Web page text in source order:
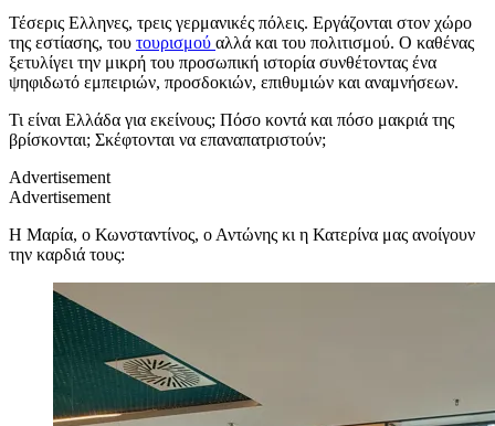
Τέσερις Ελληνες, τρεις γερμανικές πόλεις. Εργάζονται στον χώρο
της εστίασης, του τουρισμού αλλά και του πολιτισμού. Ο καθένας
ξετυλίγει την μικρή του προσωπική ιστορία συνθέτοντας ένα
ψηφιδωτό εμπειριών, προσδοκιών, επιθυμιών και αναμνήσεων.
Τι είναι Ελλάδα για εκείνους; Πόσο κοντά και πόσο μακριά της
βρίσκονται; Σκέφτονται να επαναπατριστούν;
Advertisement
Advertisement
Η Μαρία, ο Κωνσταντίνος, ο Αντώνης κι η Κατερίνα μας ανοίγουν
την καρδιά τους: